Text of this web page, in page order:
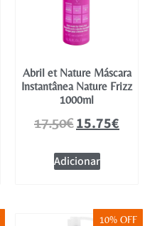
Abril et Nature Máscara
Instantânea Nature Frizz
1000ml
17.50€15.75€
Adicionar
10% OFF